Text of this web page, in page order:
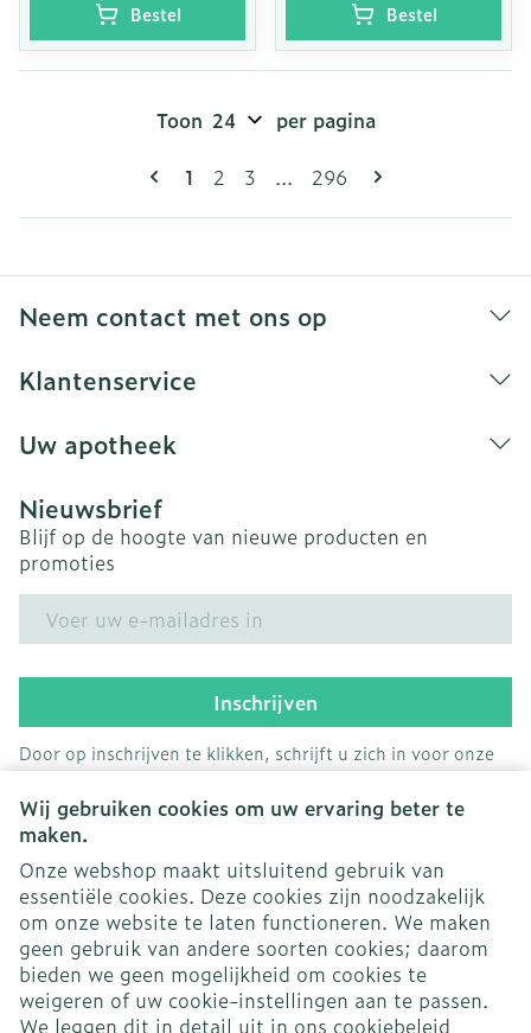
Wij gebruiken cookies om uw ervaring beter te
maken.
Onze webshop maakt uitsluitend gebruik van
essentiële cookies. Deze cookies zijn noodzakelijk
om onze website te laten functioneren. We maken
geen gebruik van andere soorten cookies; daarom
bieden we geen mogelijkheid om cookies te
weigeren of uw cookie-instellingen aan te passen.
We leggen dit in detail uit in ons cookiebeleid
Bestel Bestel
Pagina's
U lees momenteel pagina
1 Pagina
2 Pagina
3 ... Pagina
296
Toon per pagina
Neem contact met ons op
Klantenservice
Uw apotheek
Nieuwsbrief
Blijf op de hoogte van nieuwe producten en
promoties
Inschrijven
Door op inschrijven te klikken, schrijft u zich in voor onze
nieuwsbrief en gaat u akkoord met onzeprivacy policy.
Juridische links